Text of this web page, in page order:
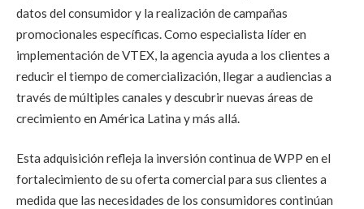
datos del consumidor y la realización de campañas
promocionales específicas. Como especialista líder en
implementación de VTEX, la agencia ayuda a los clientes a
reducir el tiempo de comercialización, llegar a audiencias a
través de múltiples canales y descubrir nuevas áreas de
crecimiento en América Latina y más allá.
Esta adquisición refleja la inversión continua de WPP en el
fortalecimiento de su oferta comercial para sus clientes a
medida que las necesidades de los consumidores continúan